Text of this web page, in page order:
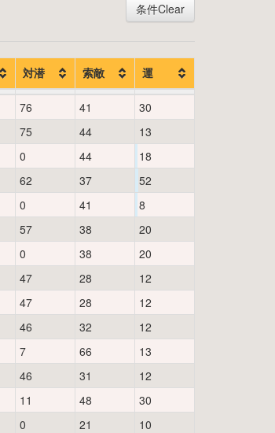
条件Clear
対潜 索敵 運
76 41
30
75 44
13
0 44
18
62 37
52
0 41
8
57 38
20
0 38
20
47 28
12
47 28
12
46 32
12
7 66
13
46 31
12
11 48
30
0 21
10